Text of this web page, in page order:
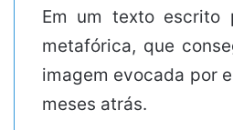
Em um texto escrito
metafórica, que
imagem evocada por
meses atrás.